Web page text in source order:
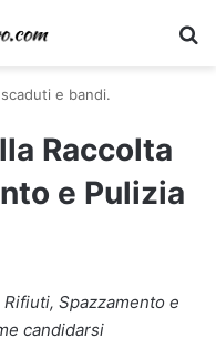
e bandi.
Raccolta
e Pulizia
Spazzamento e
candidarsi